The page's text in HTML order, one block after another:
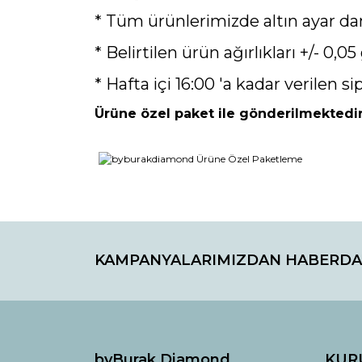
* Tüm ürünlerimizde altın ayar
* Belirtilen ürün ağırlıkları +/-
* Hafta içi 16:00 'a kadar verilen
Ürüne özel paket ile
Görüş ve önerileriniz için teşekkür ederiz.
Ürün resmi kalitesiz, bozuk veya
Bu ürüne benzer farklı alternatifler olmalı.
KAMPANYALARIMIZDAN